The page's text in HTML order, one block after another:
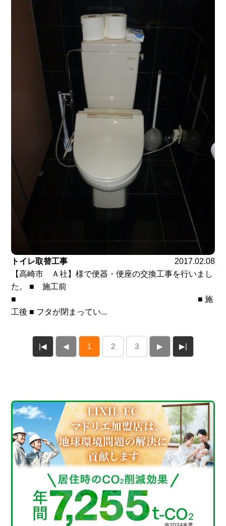
トイレ取替工事
2017.02.08
【高崎市 Ａ社】様で便器・便座の交換工事を行いまし
た。 ■ 施工前
■ ■ 施
工後 ■ フタが閉まってい...
|◀ ◀ 1 2 3 ▶ ▶|